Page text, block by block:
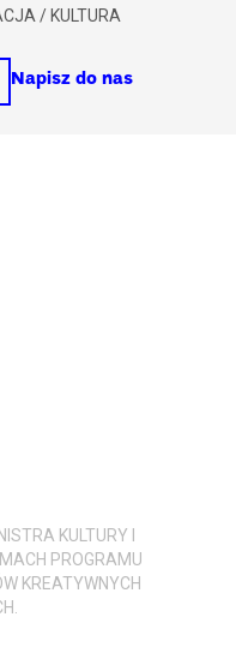
/ KULTURA
Napisz do nas
KULTURY I
PROGRAMU
KREATYWNYCH